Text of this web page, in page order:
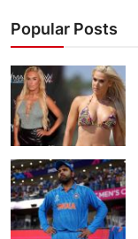
Popular Posts